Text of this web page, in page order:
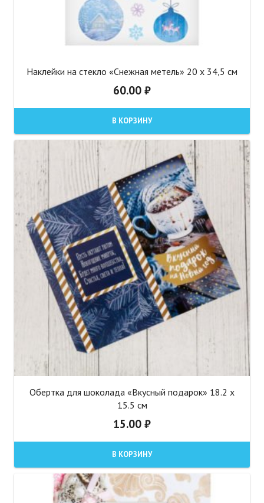
Наклейки на стекло «Снежная метель» 20 х 34,5 см
60.00 ₽
В КОРЗИНУ
Обертка для шоколада «Вкусный подарок» 18.2 x
15.5 см
15.00 ₽
В КОРЗИНУ